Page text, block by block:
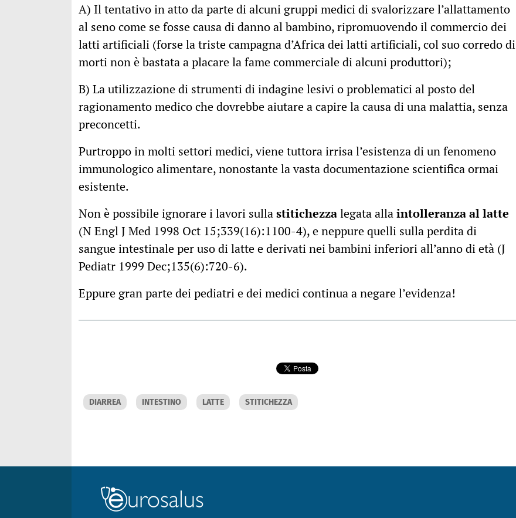
A) Il tentativo in atto da parte di alcuni gruppi medici di svalorizzare l’allattamento
al seno come se fosse causa di danno al bambino, ripromuovendo il commercio dei
latti artificiali (forse la triste campagna d’Africa dei latti artificiali, col suo corredo di
morti non è bastata a placare la fame commerciale di alcuni produttori);
B) La utilizzazione di strumenti di indagine lesivi o problematici al posto del
ragionamento medico che dovrebbe aiutare a capire la causa di una malattia, senza
preconcetti.
Purtroppo in molti settori medici, viene tuttora irrisa l’esistenza di un fenomeno
immunologico alimentare, nonostante la vasta documentazione scientifica ormai
esistente.
Non è possibile ignorare i lavori sullastitichezzalegata allaintolleranza al latte
(N Engl J Med 1998 Oct 15;339(16):1100-4), e neppure quelli sulla perdita di
sangue intestinale per uso di latte e derivati nei bambini inferiori all’anno di età (J
Pediatr 1999 Dec;135(6):720-6).
Eppure gran parte dei pediatri e dei medici continua a negare l’evidenza!
DIARREA INTESTINO LATTE STITICHEZZA